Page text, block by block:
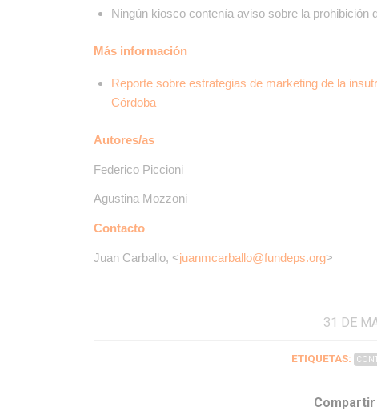
Ningún kiosco contenía aviso sobre la prohibición
Más información
Reporte sobre estrategias de marketing de la
Córdoba
Autores/as
Federico Piccioni
Agustina Mozzoni
Contacto
Juan Carballo, <juanmcarballo@fundeps.org>
31 DE
ETIQUETAS: